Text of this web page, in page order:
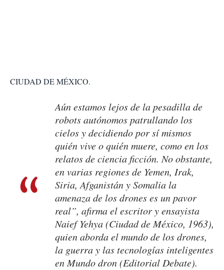
CIUDAD DE MÉXICO.
Aún estamos lejos de la pesadilla de
robots autónomos patrullando los
cielos y decidiendo por sí mismos
quién vive o quién muere, como en los
relatos de ciencia ficción. No obstante,
en varias regiones de Yemen, Irak,
Siria, Afganistán y Somalia la
amenaza de los drones es un pavor
real”, afirma el escritor y ensayista
Naief Yehya (Ciudad de México, 1963),
quien aborda el mundo de los drones,
la guerra y las tecnologías inteligentes
enMundo dron(Editorial Debate).